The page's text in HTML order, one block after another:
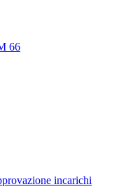
66
incarichi